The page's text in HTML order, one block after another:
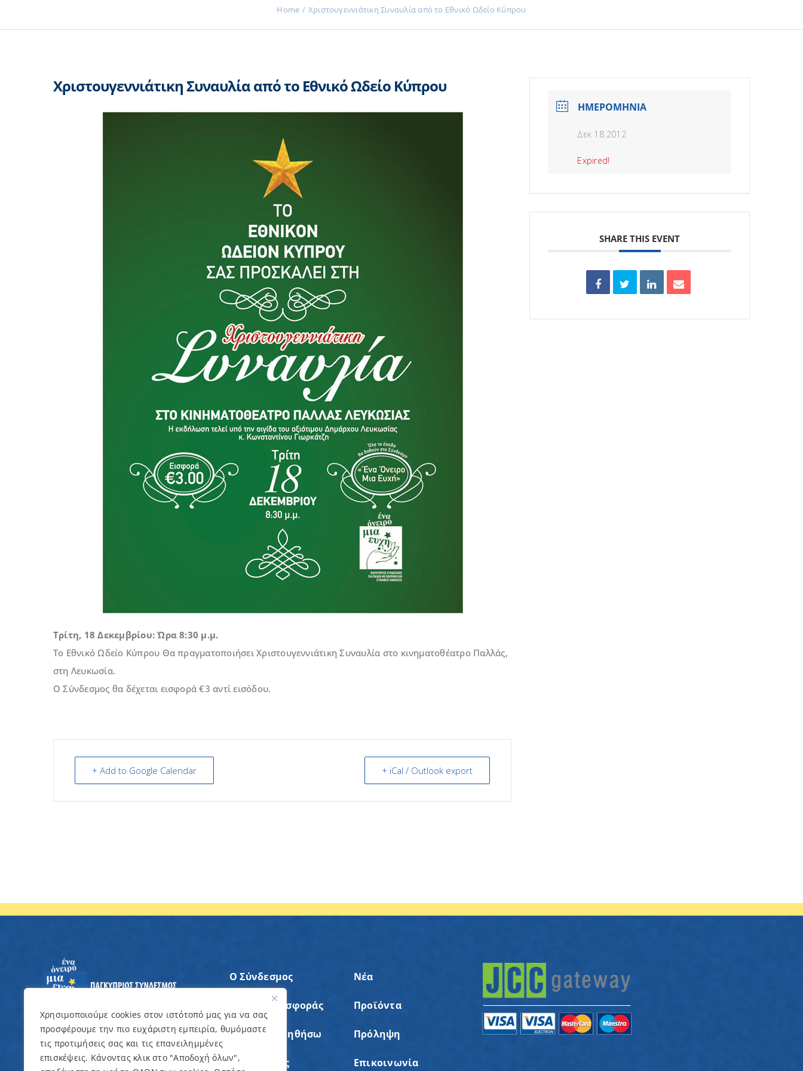
Χρησιμοποιούμε cookies στον ιστότοπό μας για να σας
προσφέρουμε την πιο ευχάριστη εμπειρία, θυμόμαστε
τις προτιμήσεις σας και τις επανειλημμένες
επισκέψεις. Κάνοντας κλικ στο "Αποδοχή όλων",
Home Χριστουγεννιάτικη Συναυλία από το Εθνικό Ωδείο Κύπρου
Χριστουγεννιάτικη Συναυλία από το Εθνικό Ωδείο Κύπρου
Τρίτη, 18 Δεκεμβρίου: Ώρα 8:30 μ.μ.
Το Εθνικό Ωδείο Κύπρου Θα πραγματοποιήσει Χριστουγεννιάτικη Συναυλία στο κινηματοθέατρο Παλλάς,
στη Λευκωσία.
Ο Σύνδεσμος θα δέχεται εισφορά €3 αντί εισόδου.
+ Add to Google Calendar + iCal / Outlook export
ΗΜΕΡΟΜΗΝΙΑ
Δεκ 18 2012
Expired!
SHARE THIS EVENT
Ο Σύνδεσμος
Άξονες Προσφοράς
Θέλω να Βοηθήσω
Εκδηλώσεις
Νέα
Προϊόντα
Πρόληψη
Επικοινωνία